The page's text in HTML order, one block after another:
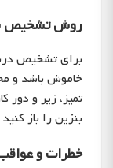
روش تشخیص
برای تشخیص
خاموش باشد و
تمیز، زیر و دور
بنزین را باز
خطرات و